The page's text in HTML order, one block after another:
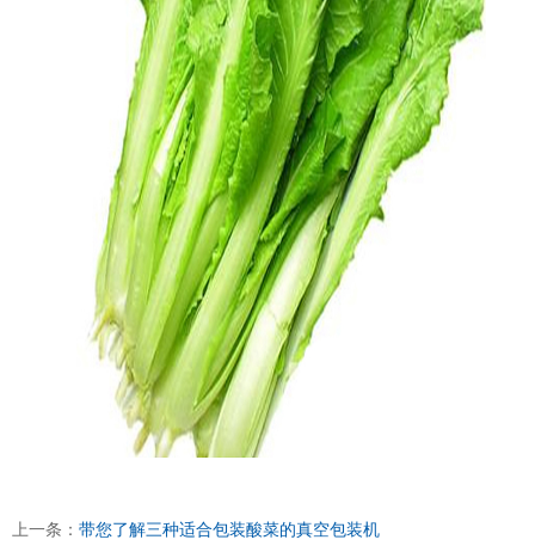
上一条： 带您了解三种适合包装酸菜的真空包装机